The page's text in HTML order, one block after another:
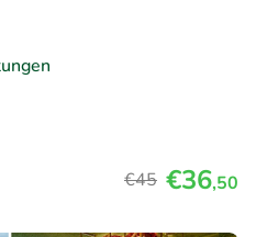
€45 €36,50